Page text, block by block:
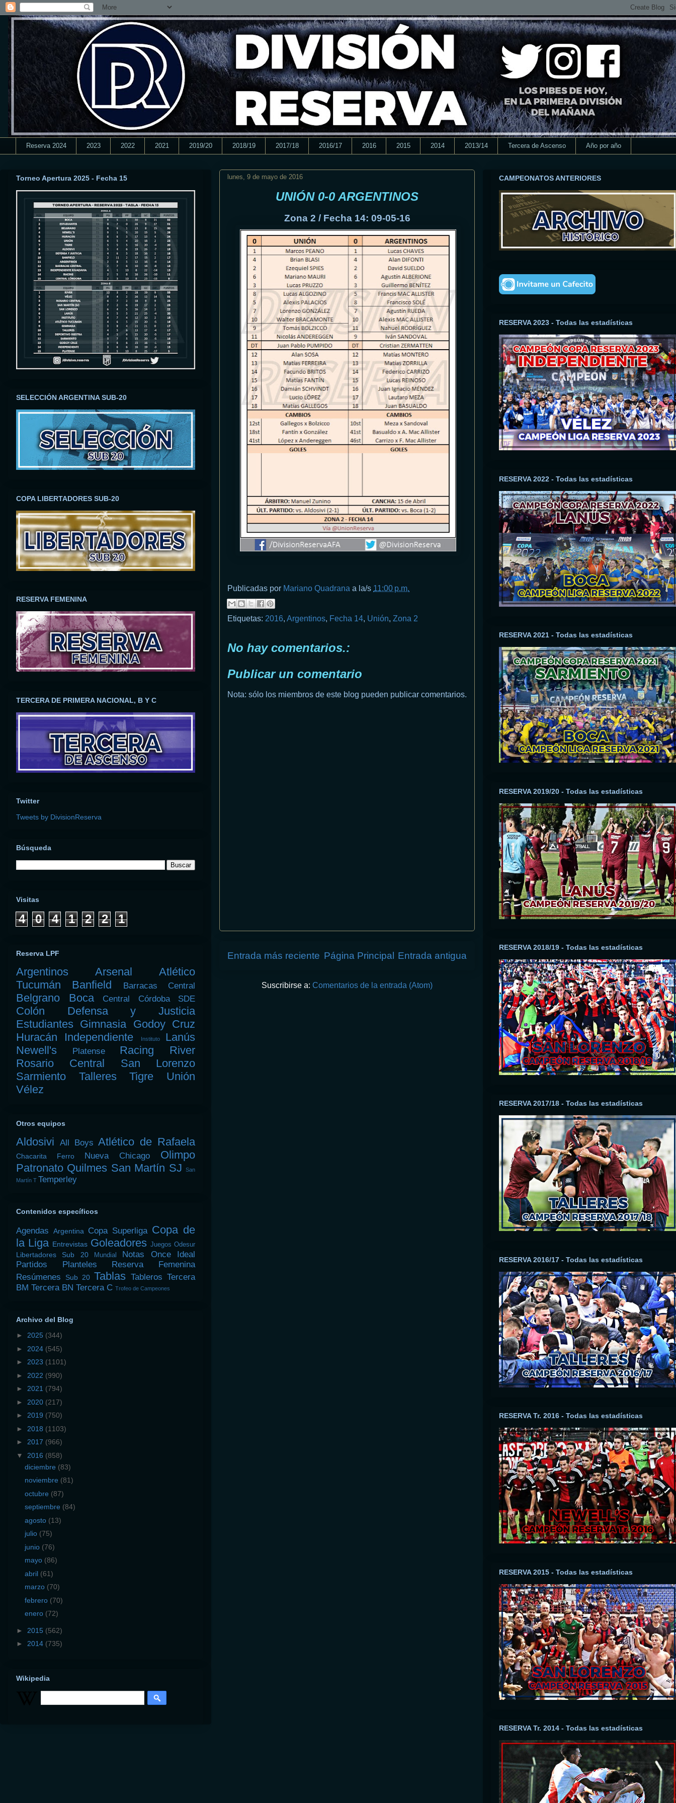
Reserva 2024 2023 2022 2021 2019/20 2018/19 2017/18 2016/17 2016 2015 2014 2013/14 Tercera de Ascenso Año por año
lunes, 9 de mayo de 2016
UNIÓN 0-0 ARGENTINOS
Zona 2 / Fecha 14: 09-05-16
Publicadas por Mariano Quadrana a la/s 11:00 p.m.
Etiquetas: 2016, Argentinos, Fecha 14, Unión, Zona 2
No hay comentarios.:
Publicar un comentario
Nota: sólo los miembros de este blog pueden publicar comentarios.
Entrada más reciente Entrada antigua
Página Principal
Suscribirse a: Comentarios de la entrada (Atom)
Torneo Apertura 2025 - Fecha 15
SELECCIÓN ARGENTINA SUB-20
COPA LIBERTADORES SUB-20
RESERVA FEMENINA
TERCERA DE PRIMERA NACIONAL, B Y C
Twitter
Tweets by DivisionReserva
Búsqueda
Visitas
4 0 4 1 2 2 1
Reserva LPF
Argentinos Arsenal
Atlético
Tucumán
Banfield Barracas Central
Belgrano Boca Central Córdoba SDE
Colón
Defensa y Justicia
Estudiantes Gimnasia Godoy Cruz
Huracán
Independiente Instituto
Lanús
Newell's
Platense Racing
River
Rosario Central
San Lorenzo
Sarmiento
Talleres Tigre
Unión
Vélez
Otros equipos
Aldosivi All Boys Atlético de Rafaela
Chacarita Ferro Nueva Chicago
Olimpo
Patronato Quilmes San Martín SJ
San
Martín T Temperley
Contenidos específicos
Agendas Argentina Copa Superliga Copa de
la Liga Entrevistas Goleadores Juegos Odesur
Libertadores Sub 20 Mundial Notas
Once Ideal
Partidos
Planteles
Reserva Femenina
Resúmenes
Sub 20 Tablas Tableros Tercera
BM Tercera BN Tercera C Trofeo de Campeones
Archivo del Blog
► 2025 (344)
► 2024 (545)
► 2023 (1101)
► 2022 (990)
► 2021 (794)
► 2020 (217)
► 2019 (750)
► 2018 (1103)
► 2017 (966)
▼ 2016 (858)
diciembre (83)
noviembre (81)
octubre (87)
septiembre (84)
agosto (13)
julio (75)
junio (76)
mayo (86)
abril (61)
marzo (70)
febrero (70)
enero (72)
► 2015 (562)
► 2014 (735)
Wikipedia
CAMPEONATOS ANTERIORES
RESERVA 2023 - Todas las estadísticas
RESERVA 2022 - Todas las estadísticas
RESERVA 2021 - Todas las estadísticas
RESERVA 2019/20 - Todas las estadísticas
RESERVA 2018/19 - Todas las estadísticas
RESERVA 2017/18 - Todas las estadísticas
RESERVA 2016/17 - Todas las estadísticas
RESERVA Tr. 2016 - Todas las estadísticas
RESERVA 2015 - Todas las estadísticas
RESERVA Tr. 2014 - Todas las estadísticas